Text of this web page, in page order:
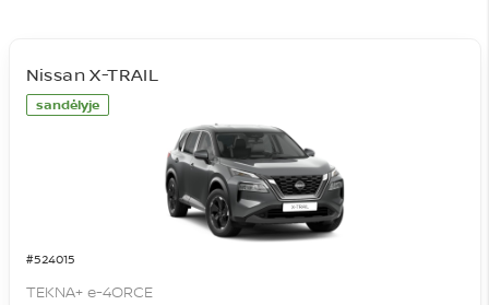
sandėlyje
#524015
Nissan X-TRAIL
TEKNA+ e-4ORCE